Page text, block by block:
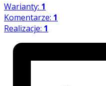
Warianty: 1
Komentarze: 1
Realizacje: 1